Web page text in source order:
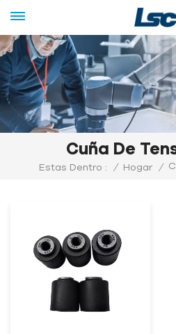
Cuña De
Estas Dentro : / Hogar /